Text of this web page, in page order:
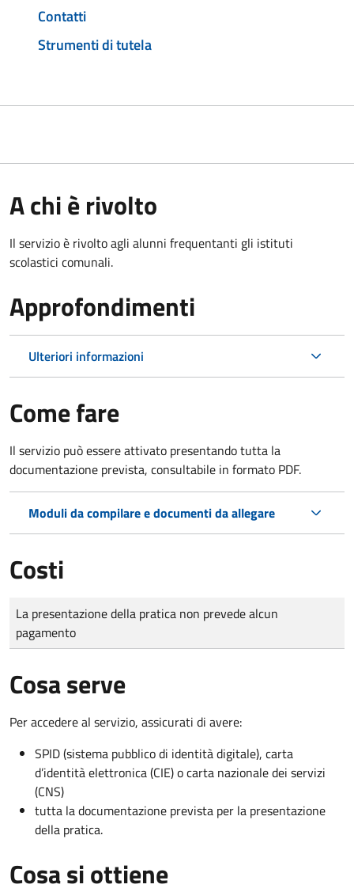
Contatti
Strumenti di tutela
A chi è rivolto
Il servizio è rivolto agli alunni frequentanti gli istituti
scolastici comunali.
Approfondimenti
Ulteriori informazioni
Come fare
Il servizio può essere attivato presentando tutta la
documentazione prevista, consultabile in formato PDF.
Moduli da compilare e documenti da allegare
Costi
Tipo di pagamento
Importo
La presentazione della pratica non prevede alcun
pagamento
Cosa serve
Per accedere al servizio, assicurati di avere:
SPID (sistema pubblico di identità digitale), carta
d’identità elettronica (CIE) o carta nazionale dei servizi
(CNS)
tutta la documentazione prevista per la presentazione
della pratica.
Cosa si ottiene